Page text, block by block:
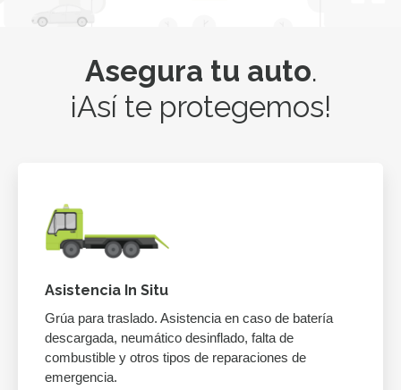
Asegura tu auto.
¡Así te protegemos!
Asistencia In Situ
Grúa para traslado. Asistencia en caso de batería
descargada, neumático desinflado, falta de
combustible y otros tipos de reparaciones de
emergencia.